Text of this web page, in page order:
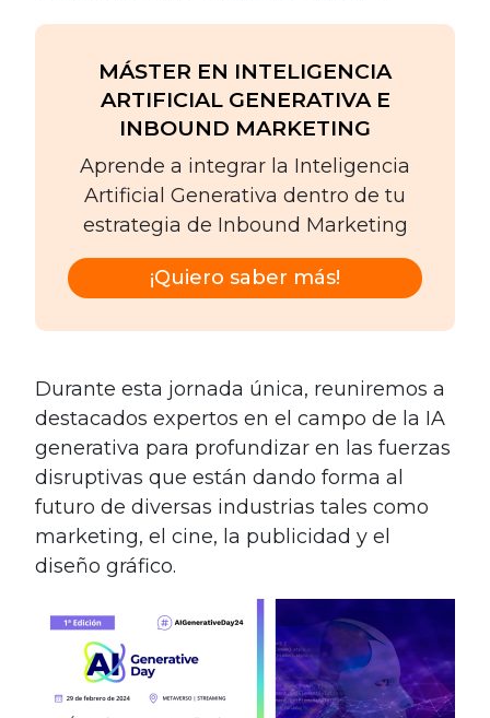
MÁSTER EN INTELIGENCIA
ARTIFICIAL GENERATIVA E
INBOUND MARKETING
Aprende a integrar la Inteligencia
Artificial Generativa dentro de tu
estrategia de Inbound Marketing
¡Quiero saber más!
Durante esta jornada única, reuniremos a
destacados expertos en el campo de la IA
generativa para profundizar en las fuerzas
disruptivas que están dando forma al
futuro de diversas industrias tales como
marketing, el cine, la publicidad y el
diseño gráfico.